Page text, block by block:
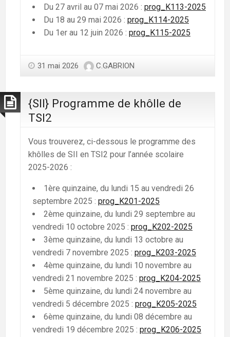
Du 27 avril au 07 mai 2026 : prog_K113-2025
Du 18 au 29 mai 2026 : prog_K114-2025
Du 1er au 12 juin 2026 : prog_K115-2025
31 mai 2026 C.GABRION
{SII} Programme de khôlle de
TSI2
Vous trouverez, ci-dessous le programme des
khôlles de SII en TSI2 pour l’année scolaire
2025-2026 :
1ère quinzaine, du lundi 15 au vendredi 26
septembre 2025 : prog_K201-2025
2ème quinzaine, du lundi 29 septembre au
vendredi 10 octobre 2025 : prog_K202-2025
3ème quinzaine, du lundi 13 octobre au
vendredi 7 novembre 2025 : prog_K203-2025
4ème quinzaine, du lundi 10 novembre au
vendredi 21 novembre 2025 : prog_K204-2025
5ème quinzaine, du lundi 24 novembre au
vendredi 5 décembre 2025 : prog_K205-2025
6ème quinzaine, du lundi 08 décembre au
vendredi 19 décembre 2025 : prog_K206-2025